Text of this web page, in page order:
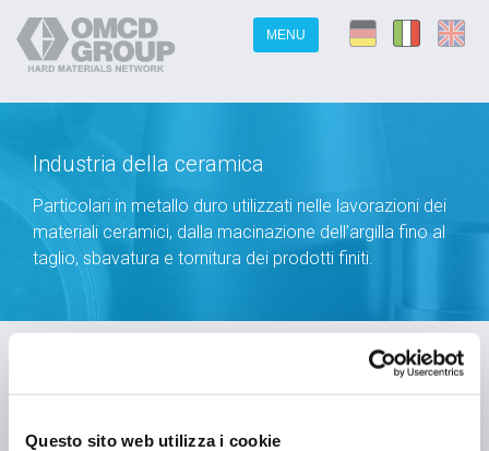
Questo sito web utilizza i cookie
MENU
Industria della ceramica
Particolari in metallo duro utilizzati nelle lavorazioni dei
materiali ceramici, dalla macinazione dell’argilla fino al
taglio, sbavatura e tornitura dei prodotti finiti.